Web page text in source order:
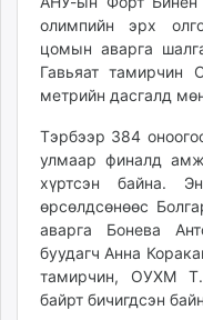
mnb.mn
Livetv.mn
Eguur.mn
24tsag.mn
shuud.mn
eagle.mn
ergelt.mn
zarig.mn
today.mn
zuv.mn
олимпийн эрх
цомын аварга
Гавьяат тамирчин
метрийн дасгалд
Тэрбээр 384
улмаар финалд
хүртсэн байна.
өрсөлдсөнөөс
аварга Бонева
буудагч Анна
тамирчин, ОУХМ
байрт бичигдсэн